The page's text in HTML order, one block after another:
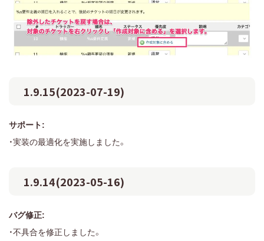
1.9.15(2023-07-19)
サポート:
・実装の最適化を実施しました。
1.9.14(2023-05-16)
バグ修正:
・不具合を修正しました。